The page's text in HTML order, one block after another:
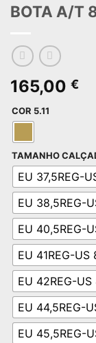
BOTA A/T
165,00 €
COR 5.11
TAMANHO
EU 37,5REG-
EU 38,5REG-
EU 40,5REG-
EU 41REG-US
EU 42REG-US
EU 44,5REG-
EU 45,5REG-